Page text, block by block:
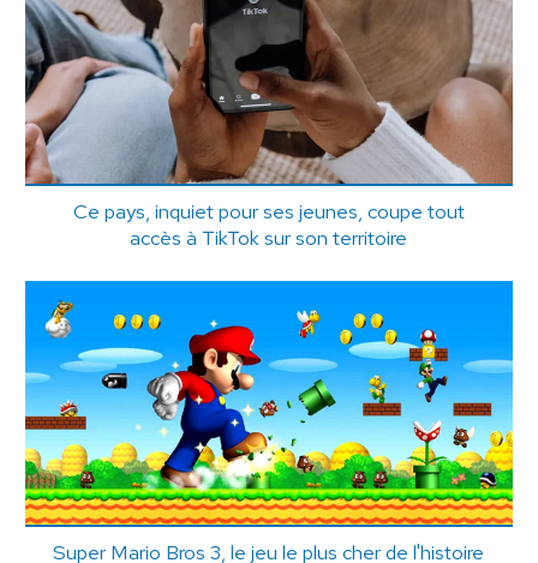
Ce pays, inquiet pour ses jeunes, coupe tout
accès à TikTok sur son territoire
Super Mario Bros 3, le jeu le plus cher de l'histoire